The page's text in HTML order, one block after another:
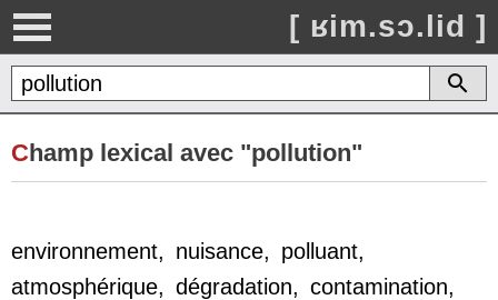
[ ʁim.sɔ.lid ]
Champ lexical avec "pollution"
environnement, nuisance, polluant,
atmosphérique, dégradation, contamination,